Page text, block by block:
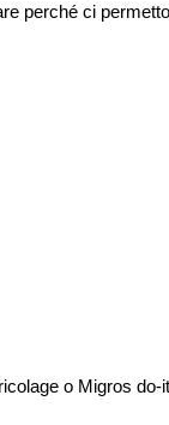
perché ci
o Migros do-